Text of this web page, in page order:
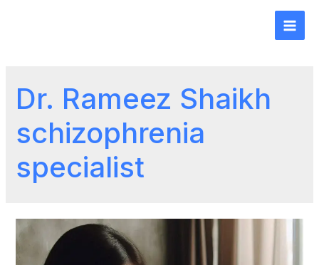
Dr. Rameez Shaikh
schizophrenia
specialist